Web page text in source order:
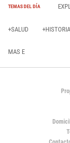
TEMAS DEL DÍA
+SALUD
MAS E